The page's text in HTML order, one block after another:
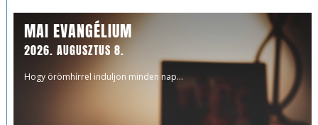
MAI EVANGÉLIUM
2026. AUGUSZTUS 8.
Hogy örömhírrel induljon minden nap...